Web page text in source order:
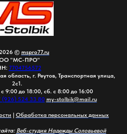
© mspro77.ru
"МС-ПРО"
7704756572
область, г. Реутов, Транспортная улица,
2с1.
9:00 до 18:00, сб. с 8:00 до 16:00
(926) 524 33 80 my-stolbik@mail.ru
| Обработка персональных данных
Веб-студия Надежды Соловьевой